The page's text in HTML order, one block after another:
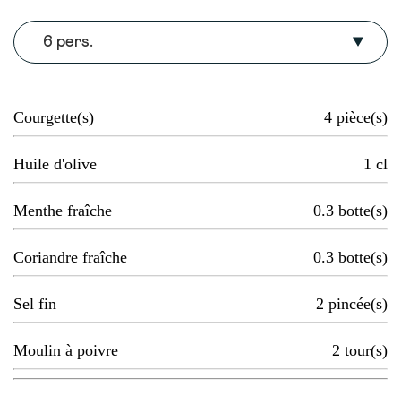
6 pers.
Courgette(s) 4 pièce(s)
Huile d'olive 1 cl
Menthe fraîche 0.3 botte(s)
Coriandre fraîche 0.3 botte(s)
Sel fin 2 pincée(s)
Moulin à poivre 2 tour(s)